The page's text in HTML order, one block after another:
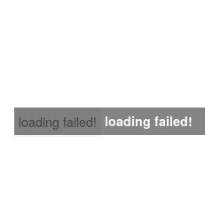
loading failed! loading failed!